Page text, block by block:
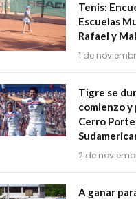
Tenis:
Escuelas
Rafael y
1 de
Tigre se
comienzo
Cerro
2 de
A ganar